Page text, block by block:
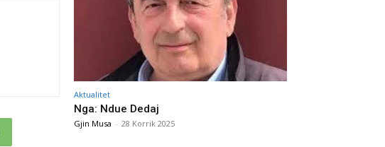
Aktualitet
Nga: Ndue Dedaj
Gjin Musa - 28 Korrik 2025